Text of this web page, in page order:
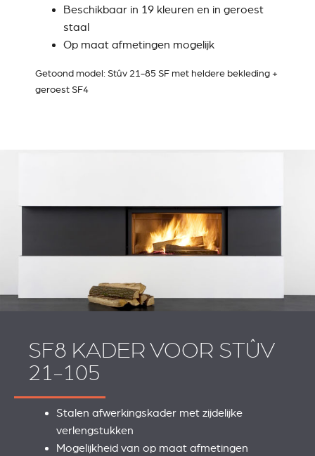
Beschikbaar in 19 kleuren en in geroest
staal
Op maat afmetingen mogelijk
Getoond model: Stûv 21-85 SF met heldere bekleding +
geroest SF4
SF8 KADER VOOR STÛV
21-105
Stalen afwerkingskader met zijdelijke
verlengstukken
Mogelijkheid van op maat afmetingen
REVESTIMIENTOS Y
ACCESORIOS STÛV 21
STÛV 21 CLADDINGS